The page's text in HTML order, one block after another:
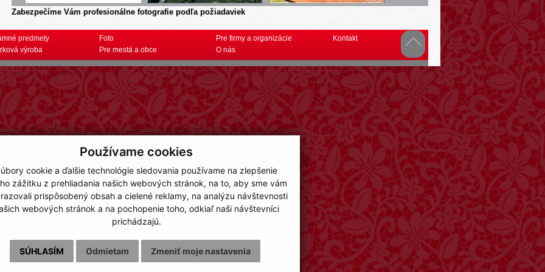
Používame cookies
cookie a ďalšie technológie sledovania používame na zlepšenie
zážitku z prehliadania našich webových stránok, na to, aby sme vám
prispôsobený obsah a cielené reklamy, na analýzu návštevnosti
webových stránok a na pochopenie toho, odkiaľ naši návštevníci
prichádzajú.
SÚHLASÍM Odmietam Zmeniť moje nastavenia
Zabezpečíme Vám profesionálne fotografie podľa požiadaviek
predmety
výroba
Foto
Pre mestá a obce
Pre firmy a organizácie
O nás
Kontakt